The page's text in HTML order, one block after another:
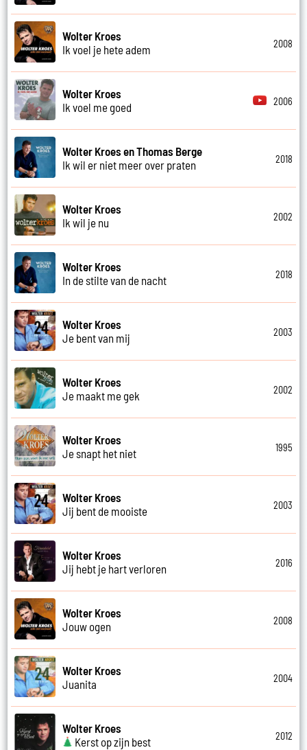
Wolter Kroes
Ik voel je hete adem
2008
Wolter Kroes
Ik voel me goed
2006
Wolter Kroes en Thomas Berge
Ik wil er niet meer over praten
2018
Wolter Kroes
Ik wil je nu
2002
Wolter Kroes
In de stilte van de nacht
2018
Wolter Kroes
Je bent van mij
2003
Wolter Kroes
Je maakt me gek
2002
Wolter Kroes
Je snapt het niet
1995
Wolter Kroes
Jij bent de mooiste
2003
Wolter Kroes
Jij hebt je hart verloren
2016
Wolter Kroes
Jouw ogen
2008
Wolter Kroes
Juanita
2004
Wolter Kroes
Kerst op zijn best
2012